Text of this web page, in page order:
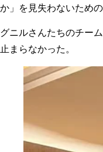
か」を見失わないため
グニルさんたちのチー
止まらなかった。